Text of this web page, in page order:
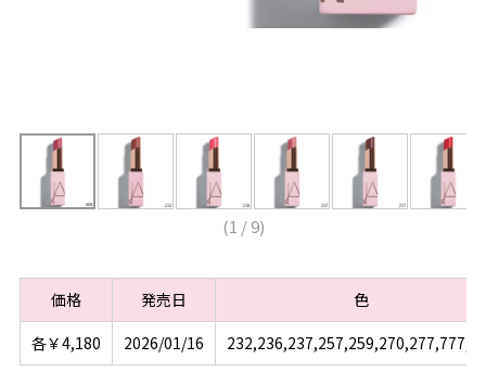
(1 /9)
価格 発売日
色
各￥4,180
2026/01/16